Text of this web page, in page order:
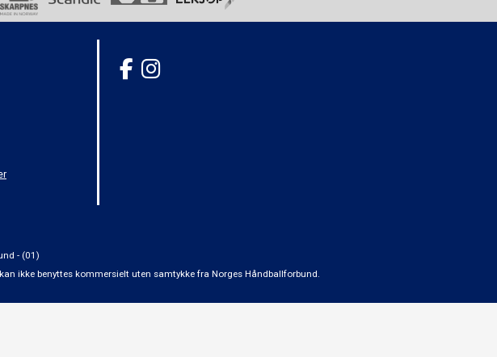
- (01)
ikke benyttes kommersielt uten samtykke fra Norges Håndballforbund.